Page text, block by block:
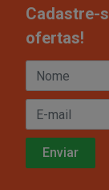
Cadastre-
ofertas!